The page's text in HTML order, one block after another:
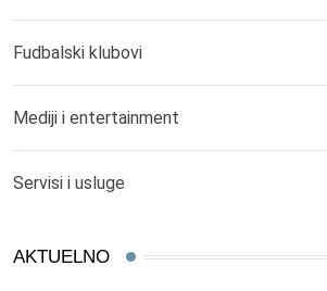
Fudbalski klubovi
Mediji i entertainment
Servisi i usluge
AKTUELNO